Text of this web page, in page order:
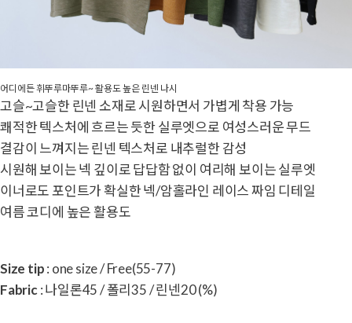
어디에든 휘뚜루마뚜루~ 활용도 높은 린넨 나시
고슬~고슬한 린넨 소재로 시원하면서 가볍게 착용 가능
쾌적한 텍스처에 흐르는 듯한 실루엣으로 여성스러운 무드
결감이 느껴지는 린넨 텍스처로 내추럴한 감성
시원해 보이는 넥 깊이로 답답함 없이 여리해 보이는 실루엣
이너로도 포인트가 확실한 넥/암홀라인 레이스 짜임 디테일
여름 코디에 높은 활용도
Size tip: one size / Free(55-77)
Fabric: 나일론45 / 폴리35 / 린넨20 (%)